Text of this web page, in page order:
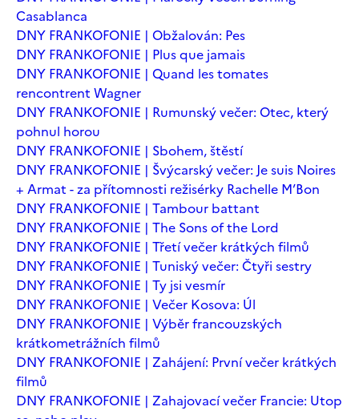
Casablanca
DNY FRANKOFONIE | Obžalován: Pes
DNY FRANKOFONIE | Plus que jamais
DNY FRANKOFONIE | Quand les tomates
rencontrent Wagner
DNY FRANKOFONIE | Rumunský večer: Otec, který
pohnul horou
DNY FRANKOFONIE | Sbohem, štěstí
DNY FRANKOFONIE | Švýcarský večer: Je suis Noires
+ Armat - za přítomnosti režisérky Rachelle M’Bon
DNY FRANKOFONIE | Tambour battant
DNY FRANKOFONIE | The Sons of the Lord
DNY FRANKOFONIE | Třetí večer krátkých filmů
DNY FRANKOFONIE | Tuniský večer: Čtyři sestry
DNY FRANKOFONIE | Ty jsi vesmír
DNY FRANKOFONIE | Večer Kosova: Úl
DNY FRANKOFONIE | Výběr francouzských
krátkometrážních filmů
DNY FRANKOFONIE | Zahájení: První večer krátkých
filmů
DNY FRANKOFONIE | Zahajovací večer Francie: Utop